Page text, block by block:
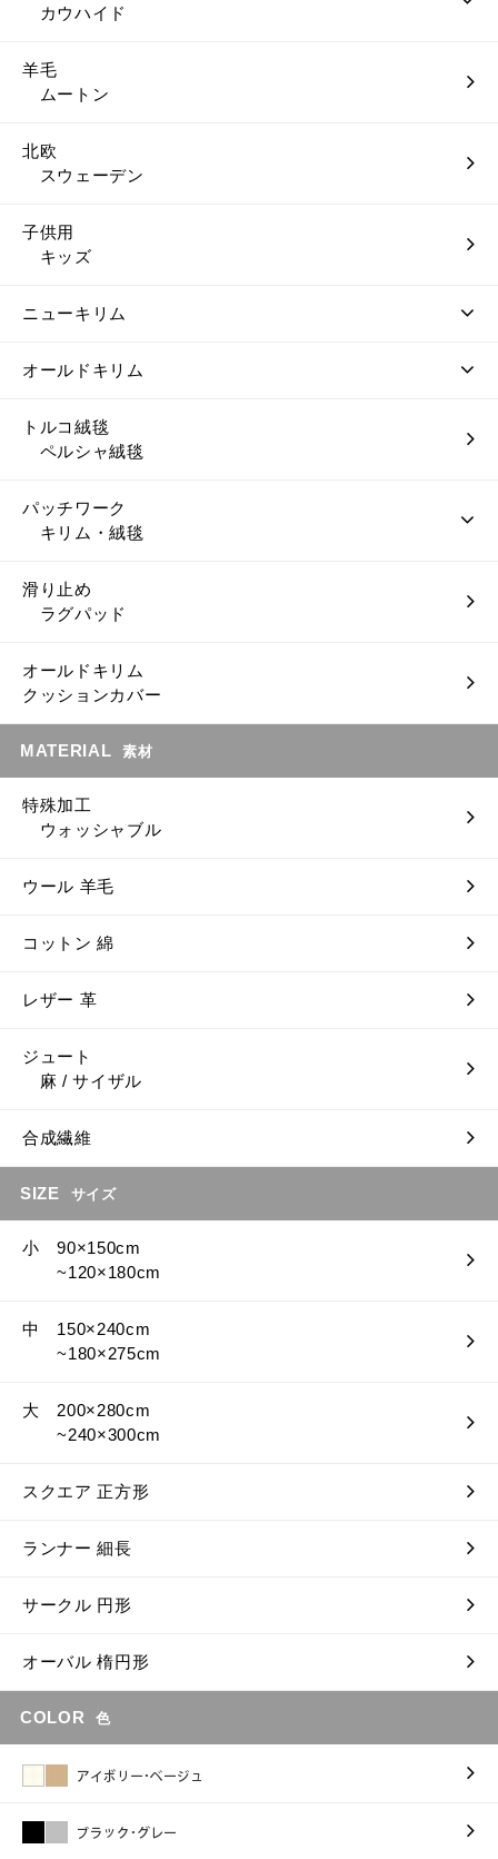
カウハイド
羊毛
ムートン
北欧
スウェーデン
子供用
キッズ
ニューキリム
オールドキリム
トルコ絨毯
ペルシャ絨毯
パッチワーク
キリム・絨毯
滑り止め
ラグパッド
オールドキリム
クッションカバー
MATERIAL 素材
特殊加工
ウォッシャブル
ウール 羊毛
コットン 綿
レザー 革
ジュート
麻 / サイザル
合成繊維
SIZE サイズ
小 90×150cm
~120×180cm
中 150×240cm
~180×275cm
大 200×280cm
~240×300cm
スクエア 正方形
ランナー 細長
サークル 円形
オーバル 楕円形
COLOR 色